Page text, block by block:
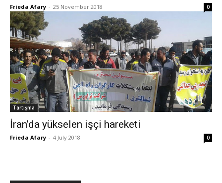
Frieda Afary - 25 November 2018 0
Tartışma
İran’da yükselen işçi hareketi
Frieda Afary - 4 July 2018 0